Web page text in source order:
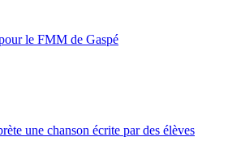
le FMM de Gaspé
une chanson écrite par des élèves